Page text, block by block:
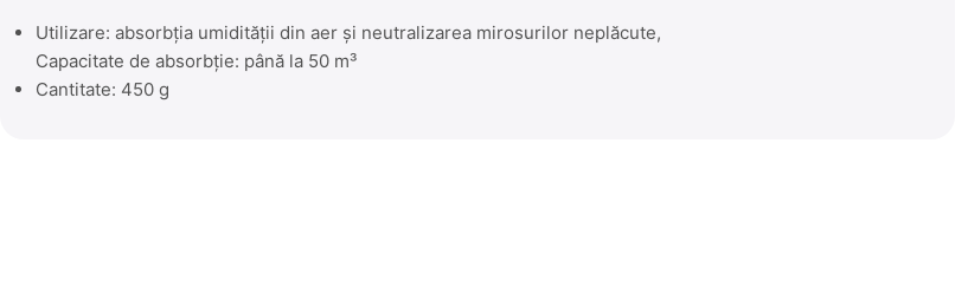
Utilizare: absorbţia umidităţii din aer şi neutralizarea mirosurilor neplăcute,
Capacitate de absorbţie: până la 50 m³
Cantitate: 450 g